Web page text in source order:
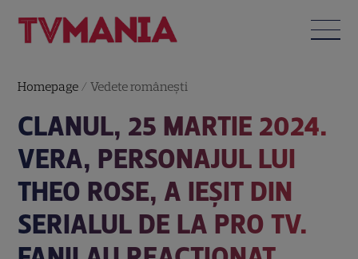
Homepage /Vedete româneşti
CLANUL, 25 MARTIE 2024.
VERA, PERSONAJUL LUI
THEO ROSE, A IEȘIT DIN
SERIALUL DE LA PRO TV.